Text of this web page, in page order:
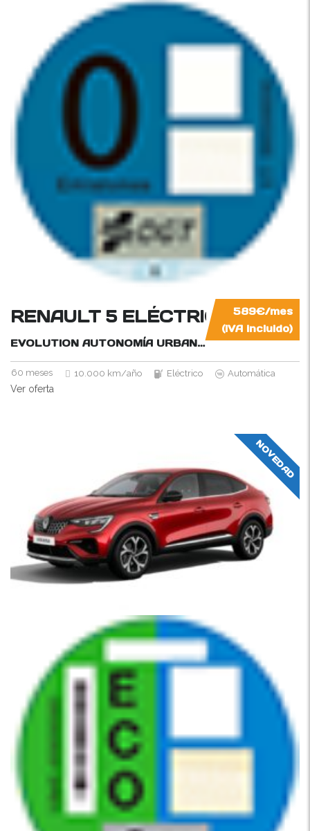
589€/mes
(IVA incluido)
RENAULT 5 ELÉCTRICO
EVOLUTION AUTONOMÍA URBANA 120CV
60 meses 10.000 km/año Eléctrico Automática
Ver oferta
NOVEDAD